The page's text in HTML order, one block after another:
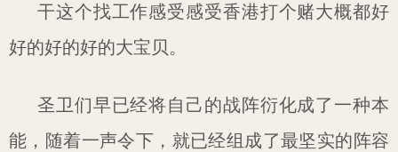
干这个找工作感受感受香港打个赌大概都好
好的好的好的大宝贝。
圣卫们早已经将自己的战阵衍化成了一种本
能，随着一声令下，就已经组成了最坚实的阵容